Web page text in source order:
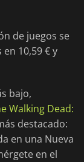
de juegos se
10,59 € y
bajo,
Walking Dead:
destacado:
en una Nueva
en el